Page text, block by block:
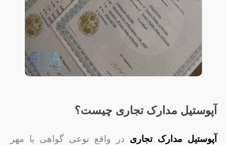
آپوستیل مدارک تجاری چیست؟
آپوستیل مدارک تجاری در واقع نوعی گواهی یا مهر